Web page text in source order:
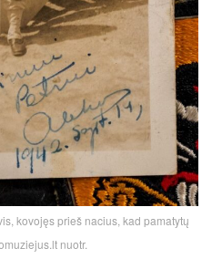
kovojęs prieš nacius, kad pamatytų
nuotr.